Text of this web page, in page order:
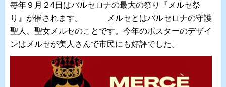
毎年９月２4日はバルセロナの最大の祭り『メルセ祭
り』が催されます。 メルセとはバルセロナの守護
聖人、聖女メルセのことです。今年のポスターのデザイ
ンはメルセが美人さんで市民にも好評でした。